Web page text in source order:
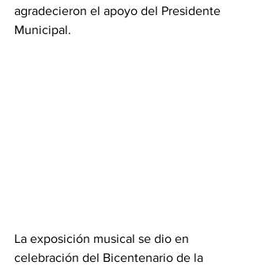
agradecieron el apoyo del Presidente
Municipal.
La exposición musical se dio en
celebración del Bicentenario de la